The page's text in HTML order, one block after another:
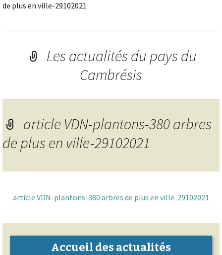
de plus en ville-29102021
Les actualités du pays du
Cambrésis
article VDN-plantons-380 arbres
de plus en ville-29102021
article VDN-plantons-380 arbres de plus en ville-29102021
Accueil des actualités